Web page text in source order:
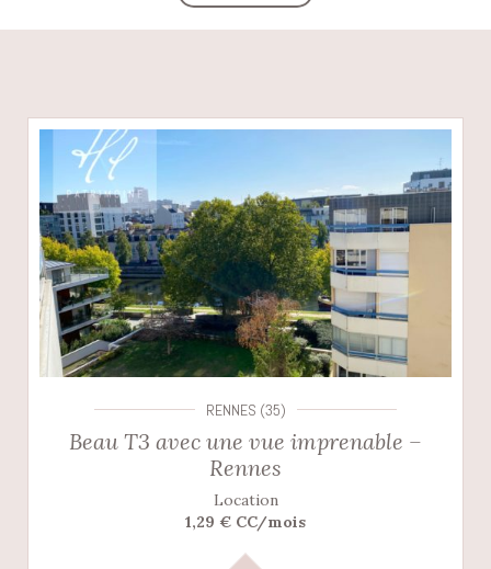
RENNES (35)
Beau T3 avec une vue imprenable –
Rennes
Location
1,29 € CC/mois